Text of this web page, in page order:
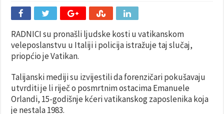
RADNICI su pronašli ljudske kosti u vatikanskom
veleposlanstvu u Italiji i policija istražuje taj slučaj,
priopćio je Vatikan.
Talijanski mediji su izvijestili da forenzičari pokušavaju
utvrditi je li riječ o posmrtnim ostacima Emanuele
Orlandi, 15-godišnje kćeri vatikanskog zaposlenika koja
je nestala 1983.